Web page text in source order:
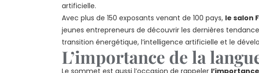
artificielle.
Avec plus de 150 exposants venant de 100 pays, le salon
jeunes entrepreneurs de découvrir les dernières
transition énergétique, l’intelligence artificielle et le
L’importance de la
Le sommet est aussi l’occasion de rappeler